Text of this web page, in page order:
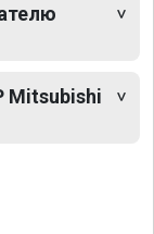
Mitsubishi